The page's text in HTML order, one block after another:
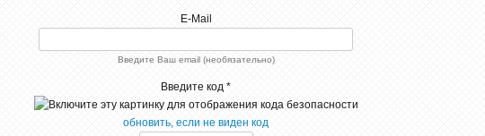
E-Mail
Введите Ваш email (необязательно)
Введите код *
обновить, если не виден код